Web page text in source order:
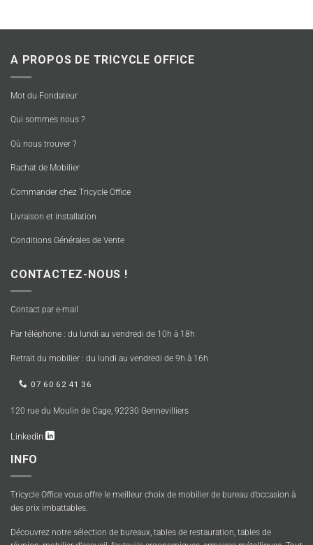
A PROPOS DE TRICYCLE OFFICE
Mot du Fondateur
Qui sommes nous ?
Où nous trouver ?
Rachat de Mobilier
Commander chez Tricycle Office
Livraison et installation
Conditions Générales de Vente
CONTACTEZ-NOUS !
Contact par e-mail
Par téléphone : du lundi au vendredi de 10h à 18h
Retrait du mobilier : du lundi au vendredi de 9h à 16h
07 60 62 41 36
120 rue du Moulin de Cage, 92230 Gennevilliers
Linkedin
INFO
Tricycle Office vous offre le meilleur choix de mobilier de bureau d’occasion à
des prix imbattables.
Découvrez notre sélection de bureaux, tables de restauration, tables de